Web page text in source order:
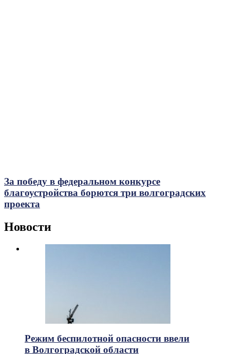
За победу в федеральном конкурсе
благоустройства борются три волгоградских
проекта
Новости
Режим беспилотной опасности ввели
в Волгоградской области